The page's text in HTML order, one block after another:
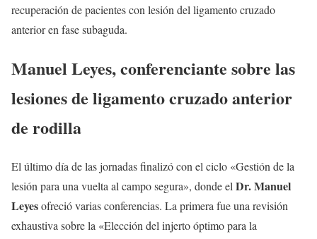
recuperación de pacientes con lesión del ligamento cruzado
anterior en fase subaguda.
Manuel Leyes, conferenciante sobre las
lesiones de ligamento cruzado anterior
de rodilla
El último día de las jornadas finalizó con el ciclo «Gestión de la
lesión para una vuelta al campo segura», donde el Dr. Manuel
Leyesofreció varias conferencias. La primera fue una revisión
exhaustiva sobre la «Elección del injerto óptimo para la